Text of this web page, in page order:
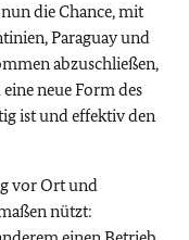
die Chance, mit
Paraguay und
abzuschließen,
neue Form des
ist und effektiv den
vor Ort und
nützt: